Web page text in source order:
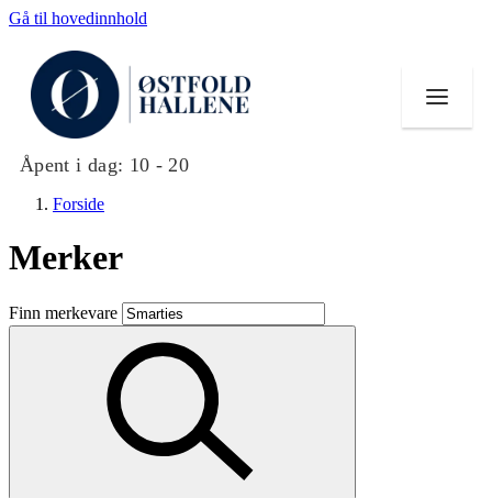
Gå til hovedinnhold
Åpent i dag: 10 - 20
Butikker
Mat og drikke
Aktiviteter
Forside
Merker
Finn merkevare